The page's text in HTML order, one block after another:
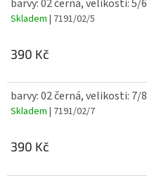
barvy: 02 černá, velikosti: 5/6
Skladem | 7191/02/5
390 Kč
barvy: 02 černá, velikosti: 7/8
Skladem | 7191/02/7
390 Kč